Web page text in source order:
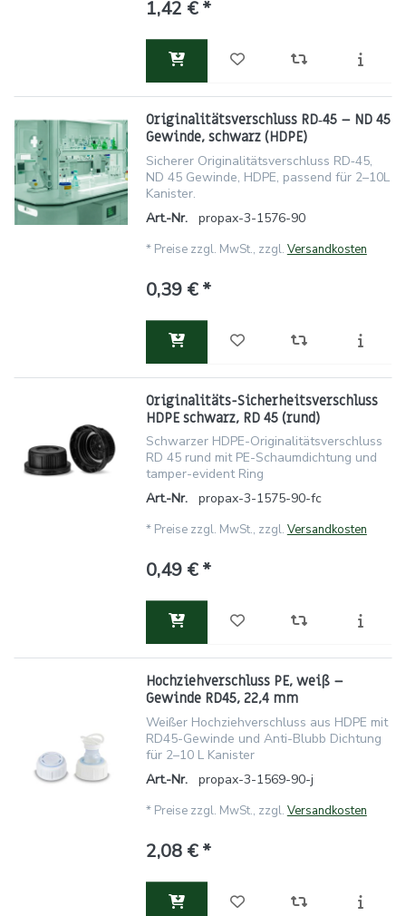
1,42 € *
Originalitätsverschluss RD‑45 – ND 45
Gewinde, schwarz (HDPE)
Sicherer Originalitätsverschluss RD‑45,
ND 45 Gewinde, HDPE, passend für 2–10L
Kanister.
Art.-Nr.
propax-3-1576-90
* Preise zzgl. MwSt., zzgl. Versandkosten
0,39 € *
Originalitäts-Sicherheitsverschluss
HDPE schwarz, RD 45 (rund)
Schwarzer HDPE-Originalitätsverschluss
RD 45 rund mit PE-Schaumdichtung und
tamper-evident Ring
Art.-Nr.
propax-3-1575-90-fc
* Preise zzgl. MwSt., zzgl. Versandkosten
0,49 € *
Hochziehverschluss PE, weiß –
Gewinde RD45, 22,4 mm
Weißer Hochziehverschluss aus HDPE mit
RD45-Gewinde und Anti-Blubb Dichtung
für 2–10 L Kanister
Art.-Nr.
propax-3-1569-90-j
* Preise zzgl. MwSt., zzgl. Versandkosten
2,08 € *